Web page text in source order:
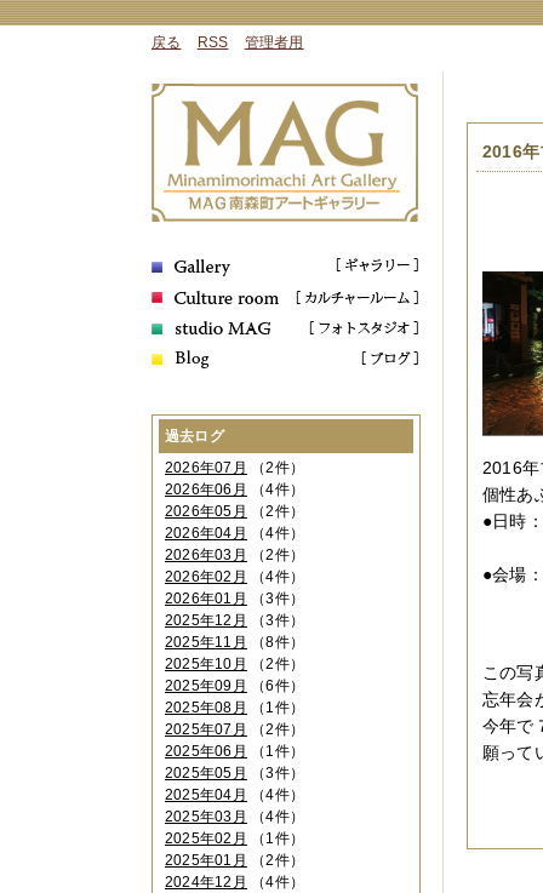
戻る RSS 管理者用
2016年
2016
個性あ
●日時
●会場
この写
忘年会
今年で
願って
過去ログ
2026年07月
（2件）
2026年06月
（4件）
2026年05月
（2件）
2026年04月
（4件）
2026年03月
（2件）
2026年02月
（4件）
2026年01月
（3件）
2025年12月
（3件）
2025年11月
（8件）
2025年10月
（2件）
2025年09月
（6件）
2025年08月
（1件）
2025年07月
（2件）
2025年06月
（1件）
2025年05月
（3件）
2025年04月
（4件）
2025年03月
（4件）
2025年02月
（1件）
2025年01月
（2件）
2024年12月
（4件）